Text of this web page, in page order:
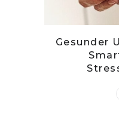
Gesunder